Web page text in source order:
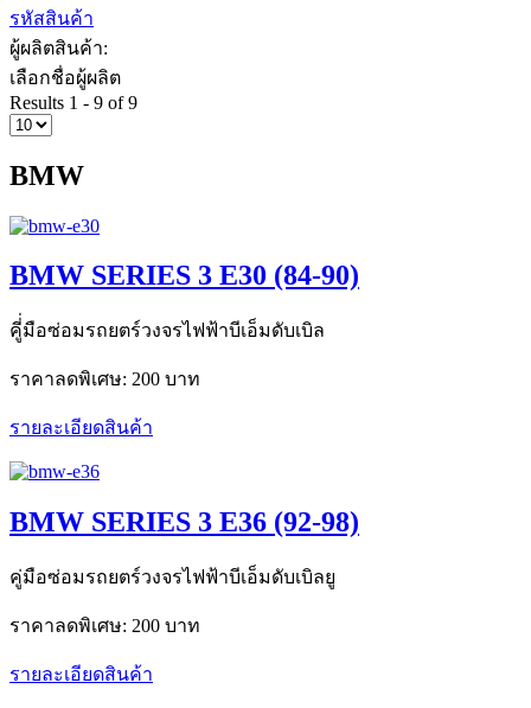
รหัสสินค้า
ผู้ผลิตสินค้า:
เลือกชื่อผู้ผลิต
Results 1 - 9 of 9
BMW
BMW SERIES 3 E30 (84-90)
คูี่่มือซ่อมรถยตร์วงจรไฟฟ้าบีเอ็มดับเบิล
ราคาลดพิเศษ: 200 บาท
รายละเอียดสินค้า
BMW SERIES 3 E36 (92-98)
คู่มือซ่อมรถยตร์วงจรไฟฟ้าบีเอ็มดับเบิลยู
ราคาลดพิเศษ: 200 บาท
รายละเอียดสินค้า